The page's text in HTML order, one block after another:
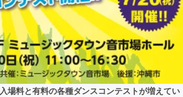
CAMPFIRE for Social GoodCAMPFIRE
CAMPFIREふるさと納税machi-ya
場料と有料の各種ダンスコンテストが増えてい